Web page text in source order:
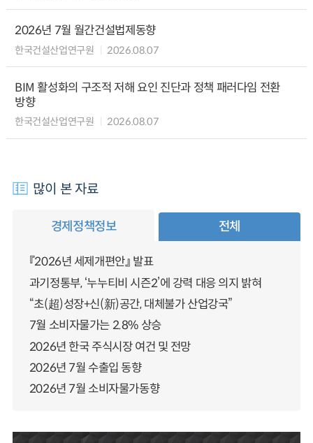
2026년 7월 월간건설법제동향
한국건설산업연구원 2026.08.07
BIM 활성화의 구조적 저해 요인 진단과 정책 패러다임 전환
방향
한국건설산업연구원 2026.08.07
많이 본 자료
경제정책정보 전체
『2026년 세제개편안』 발표
과기정통부, ‘누누티비 시즌2’에 강력 대응 의지 밝혀
“초(超)성장+신(新)공간, 대체불가 산업강국”
7월 소비자물가는 2.8% 상승
2026년 한국 주식시장 여건 및 전망
2026년 7월 수출입 동향
2026년 7월 소비자물가동향